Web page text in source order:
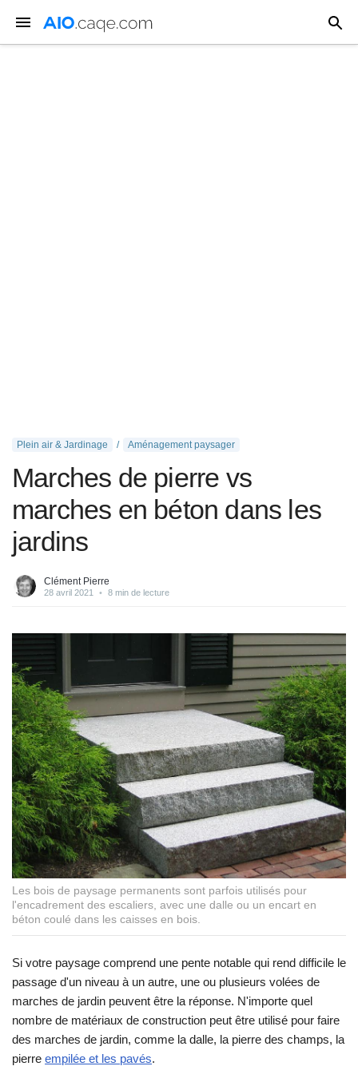
Plein air & Jardinage Aménagement paysager
Marches de pierre vs
marches en béton dans les
jardins
Clément Pierre
28 avril 2021 • 8 min de lecture
Les bois de paysage permanents sont parfois utilisés pour
l'encadrement des escaliers, avec une dalle ou un encart en
béton coulé dans les caisses en bois.
Si votre paysage comprend une pente notable qui rend difficile le
passage d'un niveau à un autre, une ou plusieurs volées de
marches de jardin peuvent être la réponse. N'importe quel
nombre de matériaux de construction peut être utilisé pour faire
des marches de jardin, comme la dalle, la pierre des champs, la
pierre empilée et les pavés.